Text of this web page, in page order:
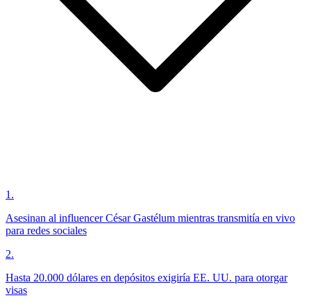
1 .
Asesinan al influencer César Gastélum mientras transmitía en vivo
para redes sociales
2.
Hasta 20.000 dólares en depósitos exigiría EE. UU. para otorgar
visas